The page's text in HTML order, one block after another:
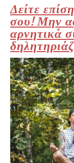
Δείτε
σου! Μην
αρνητικά